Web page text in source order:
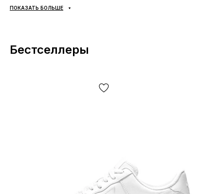
пригодными для использования на разных
интенсивных тренировках или длительных пробежках;
, иногда мы можем попросить
незначительную предоплату (например — товара нет в
наличии у нас на складе, но есть у партнеров). Если
ПОКАЗАТЬ БОЛЬШЕ
Бестселлеры